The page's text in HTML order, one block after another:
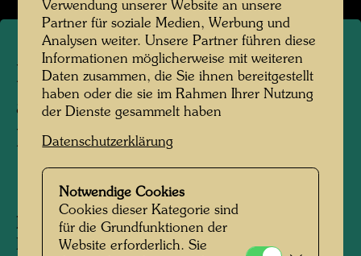
Friedrich Stowasser
anlässlich der
Erstkommunion
Personen am Foto:Friedensreich
Hundertwasser, Friedrich Stowasser
Verwendung unserer Website an unsere
Partner für soziale Medien, Werbung und
Analysen weiter. Unsere Partner führen diese
Informationen möglicherweise mit weiteren
Daten zusammen, die Sie ihnen bereitgestellt
haben oder die sie im Rahmen Ihrer Nutzung
der Dienste gesammelt haben
Datenschutzerklärung
Notwendige Cookies
Cookies dieser Kategorie sind
für die Grundfunktionen der
Website erforderlich. Sie